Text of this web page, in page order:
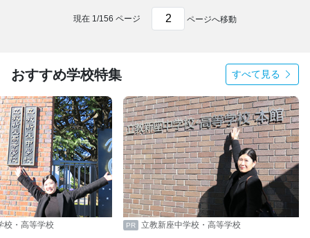
現在 1/156 ページ ページへ移動
おすすめ学校特集 すべて見る
校・高等学校 立教新座中学校・高等学校